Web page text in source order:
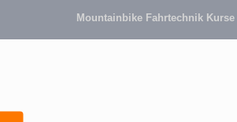
Mountainbike Fahrtechnik Kurse